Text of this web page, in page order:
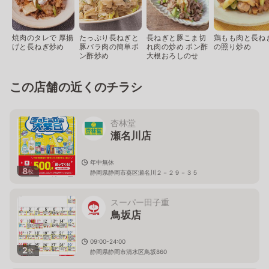
焼肉のタレで 厚揚
げと長ねぎ炒め
たっぷり長ねぎと
豚バラ肉の簡単ポ
ン酢炒め
長ねぎと豚こま切
れ肉の炒め ポン酢
大根おろしのせ
鶏もも肉と長ね
の照り炒め
この店舗の近くのチラシ
8枚
杏林堂
瀬名川店
年中無休
静岡県静岡市葵区瀬名川２－２９－３５
2枚
スーパー田子重
鳥坂店
09:00-24:00
静岡県静岡市清水区鳥坂860